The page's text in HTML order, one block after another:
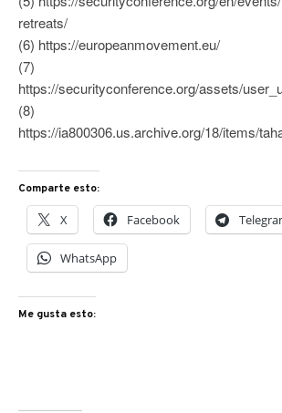
retreats/
(6) https://europeanmovement.eu/
(7)
https://securityconference.org/assets/
(8)
https://ia800306.us.archive.org/18/items/
Comparte esto:
X Facebook
WhatsApp
Me gusta esto: